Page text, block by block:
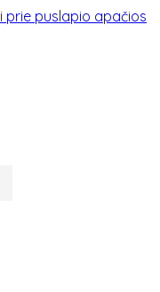
prie puslapio apačios